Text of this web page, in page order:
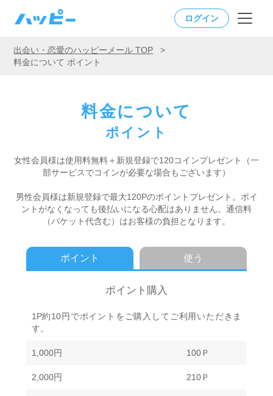
ログイン
出会い・恋愛のハッピーメール TOP
>
料金について ポイント
料金について
ポイント
女性会員様は使用料無料＋新規登録で120コインプレゼント
（一
部サービスでコインが必要な場合もございます）
男性会員様は新規登録で最大120Pのポイントプレゼント。 ポイ
ントがなくなっても後払いになる心配はありません。 通信料
（パケット代含む）はお客様の負担となります。
ポイント 使う
ポイント購入
1P約10円でポイントをご購入してご利用いただきま
す。
1,000円 100Ｐ
2,000円 210Ｐ